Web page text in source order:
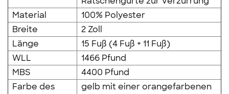
Material
100% Polyester
Breite
2 Zoll
Länge
15 Fuß (4 Fuß + 11 Fuß)
WLL
1466 Pfund
MBS
4400 Pfund
Farbe des
gelb mit einer orangefarbenen